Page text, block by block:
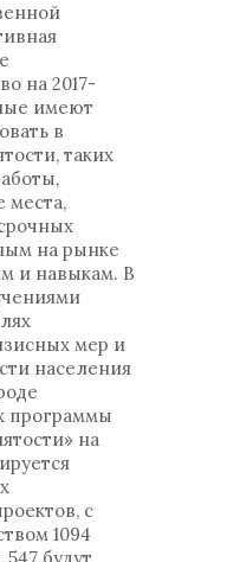
на 2017-
имеют
в
таких
места,
на рынке
и навыкам. В
мер и
населения
программы
на
с
1094